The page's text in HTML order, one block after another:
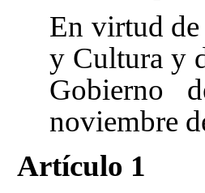
En virtud de
y Cultura y
Gobierno
noviembre
Artículo 1